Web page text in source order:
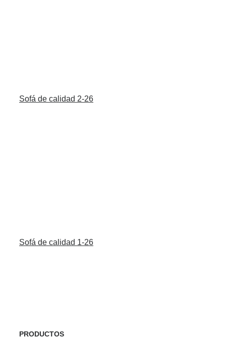
Sofá de calidad 2-26
Sofá de calidad 1-26
PRODUCTOS